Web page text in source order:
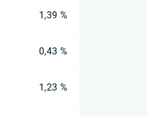
1,39 %
0,43 %
1,23 %